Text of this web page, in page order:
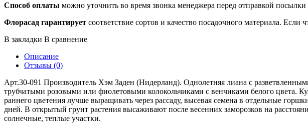
Способ оплаты можно уточнить во время звонка менеджера перед отправкой посылки
Флорасад гарантирует соответствие сортов и качество посадочного материала.
В закладки В сравнение
Описание
Отзывы (0)
Арт.30-091 Производитель Хэм Заден (Нидерланд). Однолетняя лиана с
трубчатыми розовыми или фиолетовыми колокольчиками с венчиками белого цвета.
раннего цветения лучше выращивать через рассаду, высевая семена в отдельные
дней. В открытый грунт растения высаживают после весенних заморозков на
солнечные, теплые участки.